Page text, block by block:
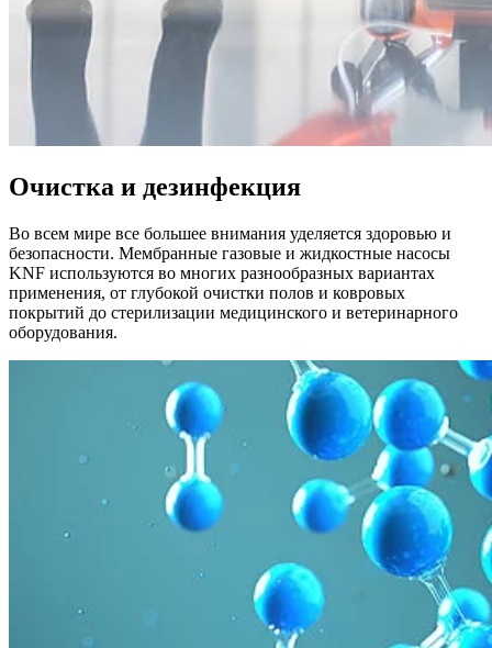
Очистка и дезинфекция
Во всем мире все большее внимания уделяется здоровью и
безопасности. Мембранные газовые и жидкостные насосы
KNF используются во многих разнообразных вариантах
применения, от глубокой очистки полов и ковровых
покрытий до стерилизации медицинского и ветеринарного
оборудования.